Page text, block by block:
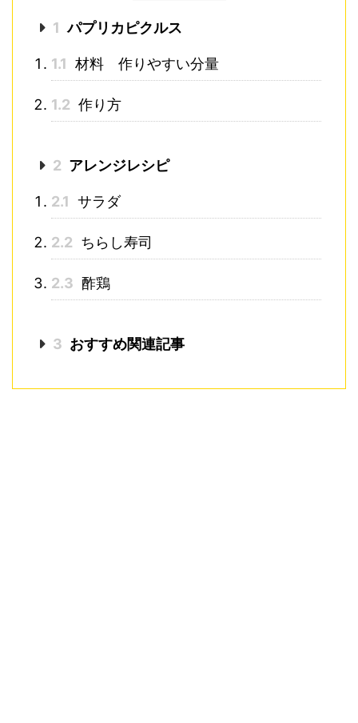
1 パプリカピクルス
1.1 材料 作りやすい分量
1.2 作り方
2 アレンジレシピ
2.1 サラダ
2.2 ちらし寿司
2.3 酢鶏
3 おすすめ関連記事